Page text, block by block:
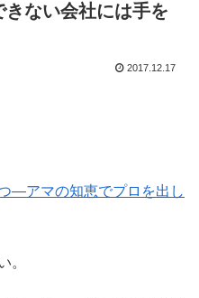
ない会社には手を
2017.12.17
―アマの知恵でプロを出し
。